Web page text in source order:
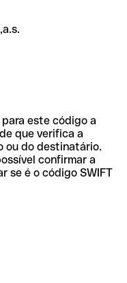
este código a
que verifica a
ou do destinatário.
confirmar a
se é o código SWIFT